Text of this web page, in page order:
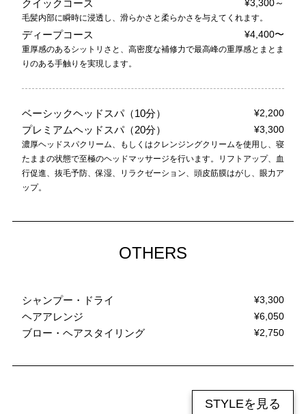
クイックコース
毛髪内部に瞬時に浸透し、滑らかさと柔らかさを与えてくれます。
¥3,300～
ディープコース
重厚感のあるシットリさと、高密度な補修力で最高峰の重厚感とまとま
りのある手触りを実現します。
¥4,400〜
ベーシックヘッドスパ（10分） ¥2,200
プレミアムヘッドスパ（20分）
濃厚ヘッドスパクリーム、もしくはクレンジングクリームを使用し、寝
たままの状態で至極のヘッドマッサージを行います。リフトアップ、血
行促進、抜毛予防、保湿、リラクゼーション、頭皮筋膜はがし、眼力ア
ップ。
¥3,300
OTHERS
シャンプー・ドライ ¥3,300
ヘアアレンジ ¥6,050
ブロー・ヘアスタイリング ¥2,750
STYLEを見る